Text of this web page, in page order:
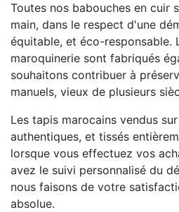
Toutes nos babouches en cuir
main, dans le respect d'une
équitable, et éco-responsable.
maroquinerie sont fabriqués
souhaitons contribuer à
manuels, vieux de plusieurs
Les tapis marocains vendus
authentiques, et tissés
lorsque vous effectuez vos
avez le suivi personnalisé du
nous faisons de votre
absolue.